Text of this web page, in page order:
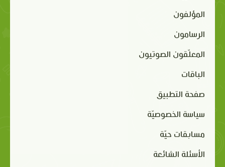
المؤلفون
الرسامون
المعلّقون الصوتيون
الباقات
صفحة التطبيق
سياسة الخصوصيّة
مسابقات حيّة
الأسئلة الشائعة